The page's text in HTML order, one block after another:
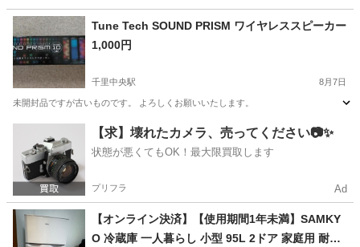
大阪 泉大津市
Tune Tech SOUND PRISM ワイヤレススピーカー
1,000円
千里中央駅 8月7日
未開封品ですが古いものです。 よろしくお願いいたします。
千里中央駅 オーディオ
【求】壊れたカメラ、売ってください📷✨
状態が悪くてもOK！最大限買取します
プリフラ Ad
【オンライン決済】【使用期間1年未満】SAMKY
O 冷蔵庫 一人暮らし 小型 95L 2ドア 家庭用 耐熱